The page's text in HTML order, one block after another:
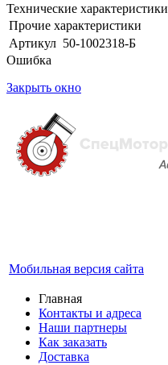
Технические характеристики
Прочие характеристики
Артикул 50-1002318-Б
Ошибка
Закрыть окно
Мобильная версия сайта
Главная
Контакты и адреса
Наши партнеры
Как заказать
Доставка